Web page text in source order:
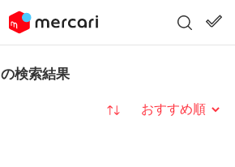
検索結果
並び替え